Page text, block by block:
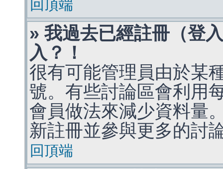
回頂端
» 我過去已經註冊（登
入？！
很有可能管理員由於某
號。有些討論區會利用
會員做法來減少資料量
新註冊並參與更多的討
回頂端